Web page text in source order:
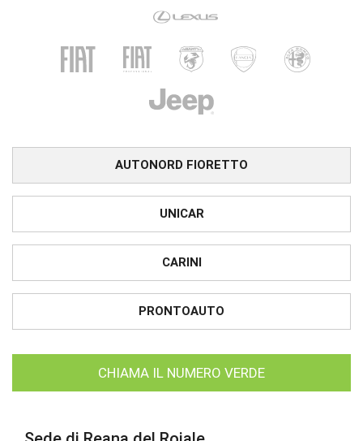
AUTONORD FIORETTO
UNICAR
CARINI
PRONTOAUTO
CHIAMA IL NUMERO VERDE